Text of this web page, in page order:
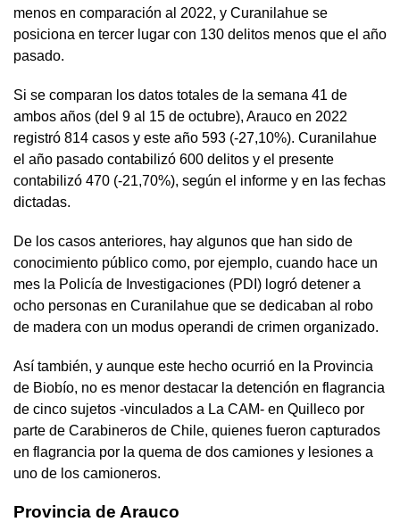
menos en comparación al 2022, y Curanilahue se
posiciona en tercer lugar con 130 delitos menos que el año
pasado.
Si se comparan los datos totales de la semana 41 de
ambos años (del 9 al 15 de octubre), Arauco en 2022
registró 814 casos y este año 593 (-27,10%). Curanilahue
el año pasado contabilizó 600 delitos y el presente
contabilizó 470 (-21,70%), según el informe y en las fechas
dictadas.
De los casos anteriores, hay algunos que han sido de
conocimiento público como, por ejemplo, cuando hace un
mes la Policía de Investigaciones (PDI) logró detener a
ocho personas en Curanilahue que se dedicaban al robo
de madera con un modus operandi de crimen organizado.
Así también, y aunque este hecho ocurrió en la Provincia
de Biobío, no es menor destacar la detención en flagrancia
de cinco sujetos -vinculados a La CAM- en Quilleco por
parte de Carabineros de Chile, quienes fueron capturados
en flagrancia por la quema de dos camiones y lesiones a
uno de los camioneros.
Provincia de Arauco